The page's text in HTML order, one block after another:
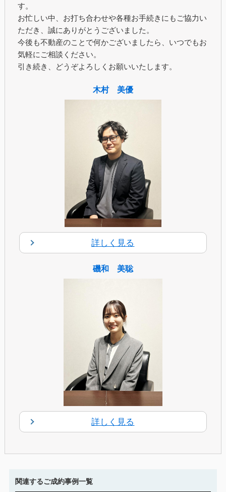
す。
お忙しい中、お打ち合わせや各種お手続きにもご協力い
ただき、誠にありがとうございました。
今後も不動産のことで何かございましたら、いつでもお
気軽にご相談ください。
引き続き、どうぞよろしくお願いいたします。
木村 美優
詳しく見る
磯和 美聡
詳しく見る
関連するご成約事例一覧